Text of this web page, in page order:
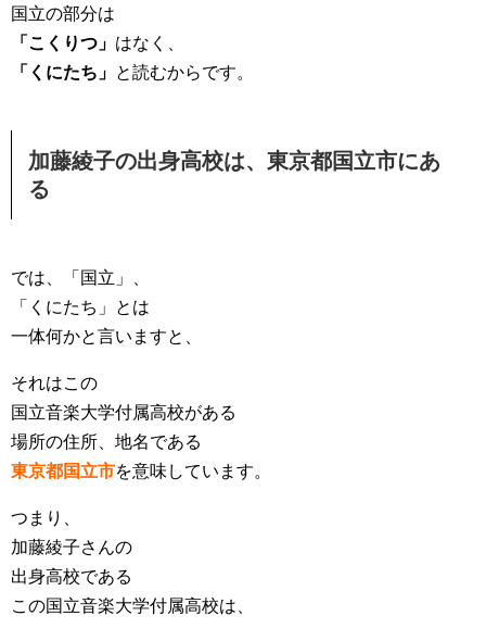
国立の部分は
「こくりつ」 はなく、
「くにたち」 と読むからです。
加藤綾子の出身高校は、東京都国立市にあ
る
では、「国立」、
「くにたち」とは
一体何かと言いますと、
それはこの
国立音楽大学付属高校がある
場所の住所、地名である
東京都国立市を意味しています。
つまり、
加藤綾子さんの
出身高校である
この国立音楽大学付属高校は、